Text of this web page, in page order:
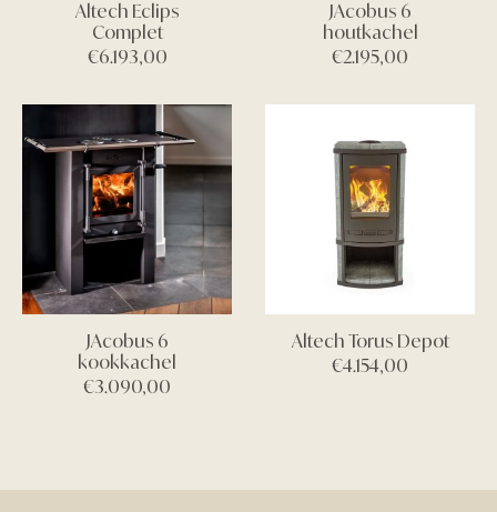
Altech Eclips
Complet
€6.193,00
JAcobus 6
houtkachel
€2.195,00
JAcobus 6
kookkachel
€3.090,00
Altech Torus Depot
€4.154,00